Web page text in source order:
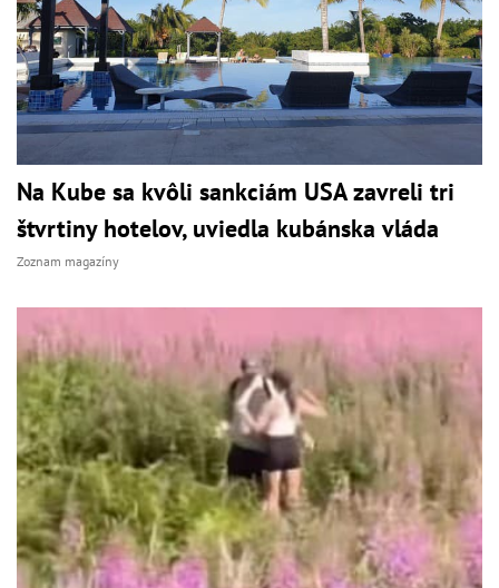
Na Kube sa kvôli sankciám USA zavreli tri
štvrtiny hotelov, uviedla kubánska vláda
Zoznam magazíny